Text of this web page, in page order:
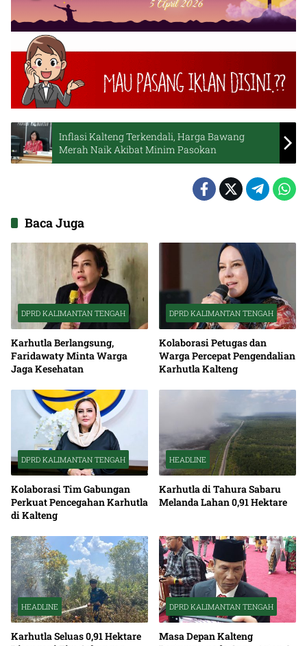
Inflasi Kalteng Terkendali, Harga Bawang
Merah Naik Akibat Minim Pasokan
Baca Juga
DPRD KALIMANTAN TENGAH
Karhutla Berlangsung,
Faridawaty Minta Warga
Jaga Kesehatan
DPRD KALIMANTAN TENGAH
Kolaborasi Petugas dan
Warga Percepat Pengendalian
Karhutla Kalteng
DPRD KALIMANTAN TENGAH
Kolaborasi Tim Gabungan
Perkuat Pencegahan Karhutla
di Kalteng
HEADLINE
Karhutla di Tahura Sabaru
Melanda Lahan 0,91 Hektare
HEADLINE
Karhutla Seluas 0,91 Hektare
DPRD KALIMANTAN TENGAH
Masa Depan Kalteng